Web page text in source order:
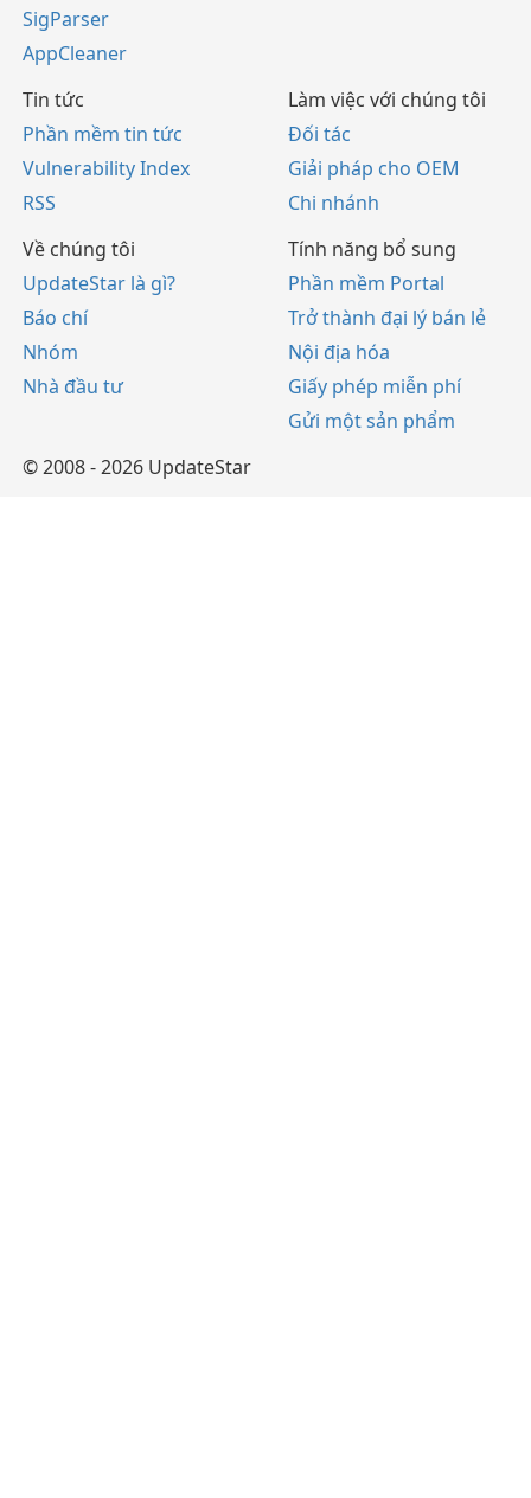
SigParser
AppCleaner
Tin tức
Phần mềm tin tức
Vulnerability Index
RSS
Làm việc với chúng tôi
Đối tác
Giải pháp cho OEM
Chi nhánh
Về chúng tôi
UpdateStar là gì?
Báo chí
Nhóm
Nhà đầu tư
Tính năng bổ sung
Phần mềm Portal
Trở thành đại lý bán lẻ
Nội địa hóa
Giấy phép miễn phí
Gửi một sản phẩm
© 2008 - 2026 UpdateStar